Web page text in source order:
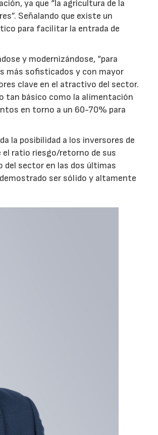
ya que “la agricultura de la
Señalando que existe un
para facilitar la entrada de
y modernizándose, “para
más sofisticados y con mayor
clave en el atractivo del sector.
tan básico como la alimentación
en torno a un 60-70% para
la posibilidad a los inversores de
ratio riesgo/retorno de sus
del sector en las dos últimas
ser sólido y altamente